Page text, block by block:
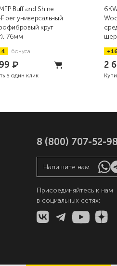
Buff and Shine
универсальный
круг
76мм
бонуса
₽
в один клик
2
8 (800) 707-52-98
Напишите нам
Присоединяйтесь к нам
в социальных сетях: